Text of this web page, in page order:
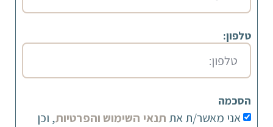
טלפון:
הסכמה
אני מאשר/ת את תנאי השימוש והפרטיות, וכן